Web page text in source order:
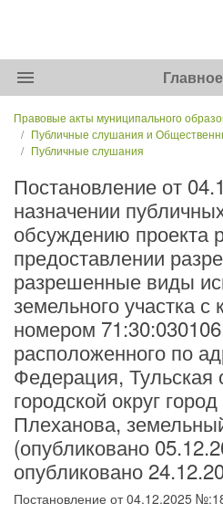
menu
Правовые акты муниципального
Публичные слушания и
Публичные слушания
Постановление от
назначении
обсуждению проекта
предоставлении
разрешенные виды
земельного участка
номером
расположенного по
Федерация, Тульская
городской округ
Плеханова,
(опубликовано
опубликовано
Постановление от 04.12.2025